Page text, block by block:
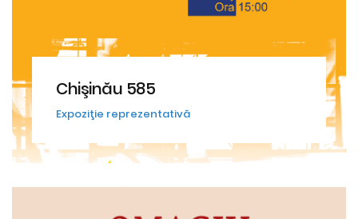
Chişinău 585
Expoziţie reprezentativă